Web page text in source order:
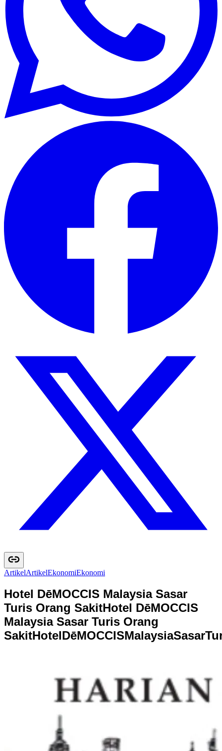
ArtikelArtikelEkonomiEkonomi
Hotel DēMOCCIS Malaysia Sasar
Turis Orang SakitHotel DēMOCCIS
Malaysia Sasar Turis Orang
SakitHotelDēMOCCISMalaysiaSasarTu